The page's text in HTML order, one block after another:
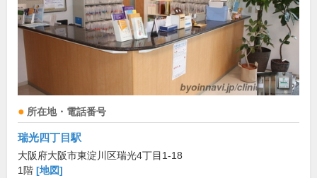
所在地・電話番号
瑞光四丁目駅
大阪府大阪市東淀川区瑞光4丁目1-18
1階 [地図]